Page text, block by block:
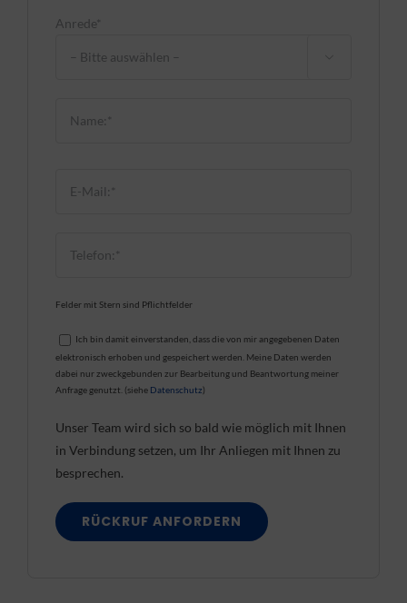
Anrede*
Felder mit Stern sind Pflichtfelder
Ich bin damit einverstanden, dass die von mir angegebenen Daten
elektronisch erhoben und gespeichert werden. Meine Daten werden
dabei nur zweckgebunden zur Bearbeitung und Beantwortung meiner
Anfrage genutzt. (siehe Datenschutz)
Unser Team wird sich so bald wie möglich mit Ihnen
in Verbindung setzen, um Ihr Anliegen mit Ihnen zu
besprechen.